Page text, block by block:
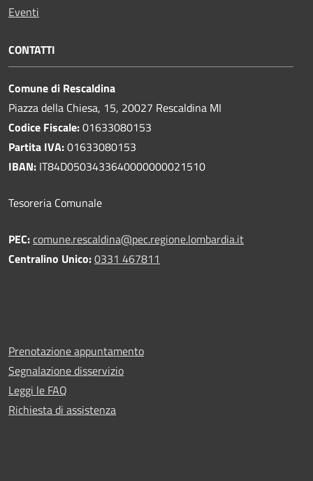
Eventi
CONTATTI
Comune di Rescaldina
Piazza della Chiesa, 15, 20027 Rescaldina MI
Codice Fiscale:01633080153
Partita IVA:01633080153
IBAN: IT84D0503433640000000021510
Tesoreria Comunale
PEC:comune.rescaldina@pec.regione.lombardia.it
Centralino Unico:0331 467811
Prenotazione appuntamento
Segnalazione disservizio
Leggi le FAQ
Richiesta di assistenza